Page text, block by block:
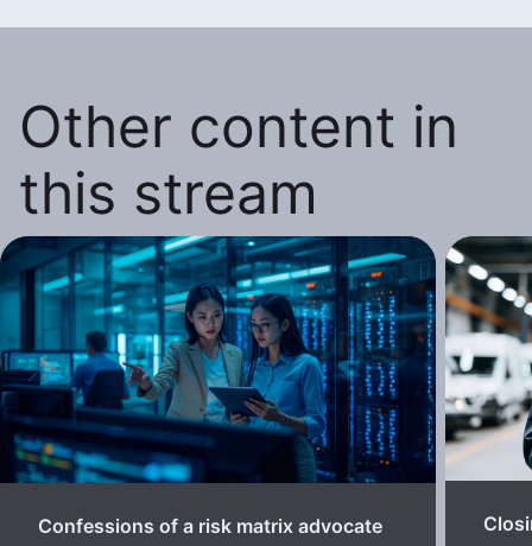
Other content in
this stream
Confessions of a risk matrix advocate